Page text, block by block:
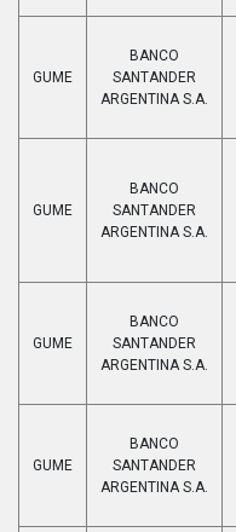
GUME
BANCO
SANTANDER
ARGENTINA S.A.
GUME
BANCO
SANTANDER
ARGENTINA S.A.
GUME
BANCO
SANTANDER
ARGENTINA S.A.
GUME
BANCO
SANTANDER
ARGENTINA S.A.